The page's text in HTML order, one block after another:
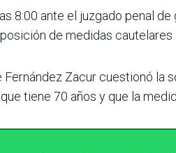
8:00 ante el juzgado penal
de medidas cautelares
Zacur cuestionó la
tiene 70 años y que la